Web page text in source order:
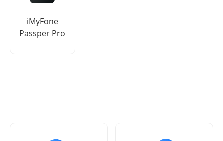
iMyFone
Passper Pro